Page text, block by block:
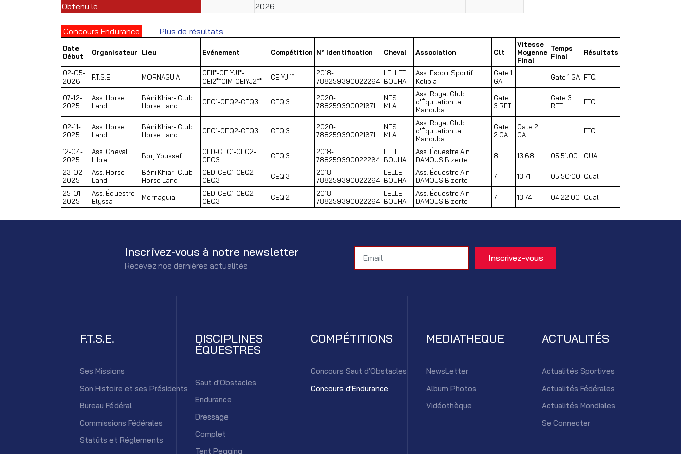
Obtenu le
2026
Concours Endurance Plus de résultats
Date
Début
Organisateur Lieu Evénement Compétition N° Identification Cheval Association Clt
Vitesse
Moyenne
Final
Temps
Final
Résultats
02-05-
2026
F.T.S.E. MORNAGUIA
CEI1*-CEIYJ1*-
CEI2**CIM-CEIYJ2**
CEIYJ 1*
2018-
788259390022264
LELLET
BOUHA
Ass. Espoir Sportif
Kelibia
Gate 1
GA
Gate 1 GA FTQ
07-12-
2025
Ass. Horse
Land
Béni Khiar- Club
Horse Land
CEQ1-CEQ2-CEQ3 CEQ 3
2020-
788259390021671
NES
MLAH
Ass. Royal Club
d'Équitation la
Manouba
Gate
3 RET
Gate 3
RET
FTQ
02-11-
2025
Ass. Horse
Land
Béni Khiar- Club
Horse Land
CEQ1-CEQ2-CEQ3 CEQ 3
2020-
788259390021671
NES
MLAH
Ass. Royal Club
d'Équitation la
Manouba
Gate
2 GA
Gate 2
GA
FTQ
12-04-
2025
Ass. Cheval
Libre
Borj Youssef
CED-CEQ1-CEQ2-
CEQ3
CEQ 3
2018-
788259390022264
LELLET
BOUHA
Ass. Équestre Ain
DAMOUS Bizerte
8 13.68 05:51:00 QUAL
23-02-
2025
Ass. Horse
Land
Béni Khiar- Club
Horse Land
CED-CEQ1-CEQ2-
CEQ3
CEQ 3
2018-
788259390022264
LELLET
BOUHA
Ass. Équestre Ain
DAMOUS Bizerte
7 13.71 05:50:00 Qual
25-01-
2025
Ass. Équestre
Elyssa
Mornaguia
CED-CEQ1-CEQ2-
CEQ3
CEQ 2
2018-
788259390022264
LELLET
BOUHA
Ass. Équestre Ain
DAMOUS Bizerte
7 13.74 04:22:00 Qual
Inscrivez-vous à notre newsletter
Recevez nos dernières actualités
F.T.S.E.
Ses Missions
Son Histoire et ses Présidents
Bureau Fédéral
Commissions Fédérales
Statûts et Réglements
DISCIPLINES
ÉQUESTRES
Saut d'Obstacles
Endurance
Dressage
Complet
Tent Pegging
COMPÉTITIONS
Concours Saut d'Obstacles
Concours d'Endurance
MEDIATHEQUE
NewsLetter
Album Photos
Vidéothèque
ACTUALITÉS
Actualités Sportives
Actualités Fédérales
Actualités Mondiales
Se Connecter